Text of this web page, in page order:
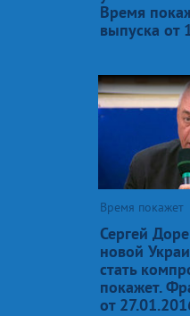
Время
выпуска от
Время покажет
Сергей
новой
стать
покажет.
от